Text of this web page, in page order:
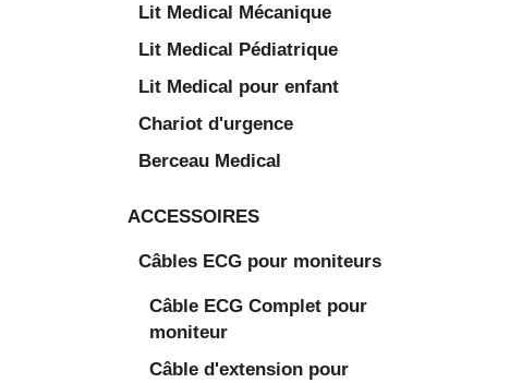
Lit Medical Mécanique
Lit Medical Pédiatrique
Lit Medical pour enfant
Chariot d'urgence
Berceau Medical
ACCESSOIRES
Câbles ECG pour moniteurs
Câble ECG Complet pour
moniteur
Câble d'extension pour